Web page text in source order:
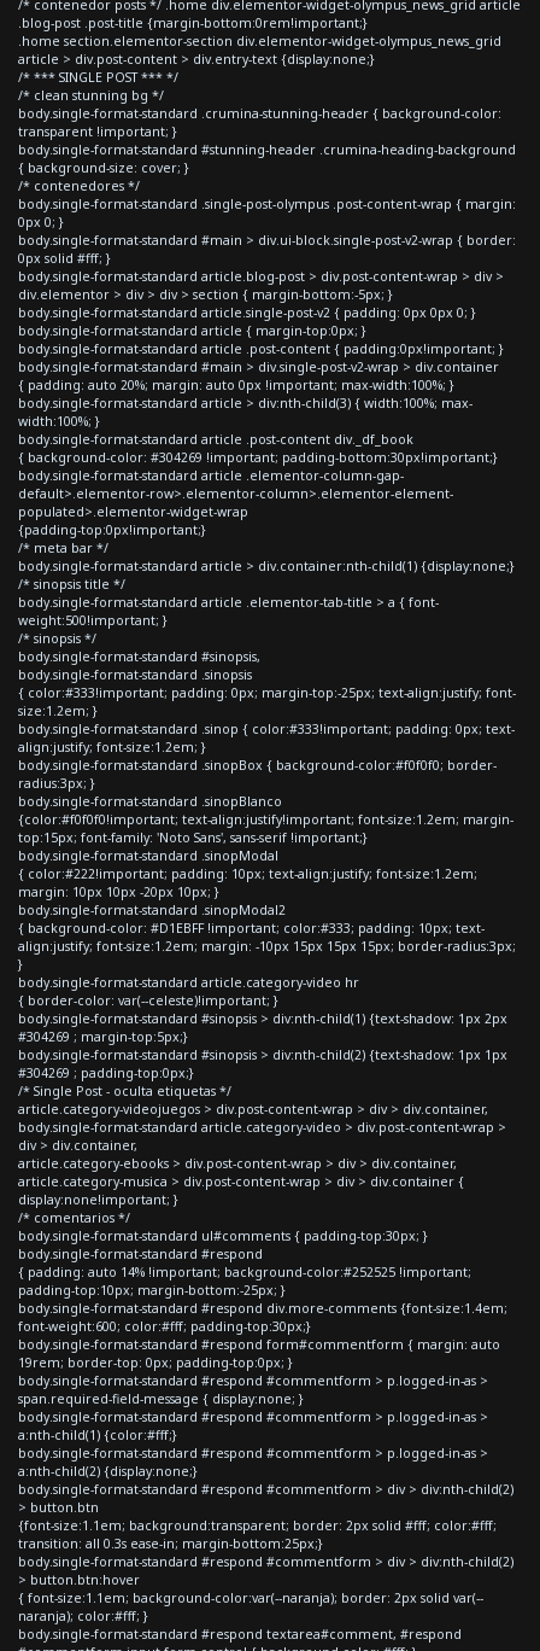
/* contenedor posts */ .home div.elementor-widget-olympus_news_grid article
.blog-post .post-title {margin-bottom:0rem!important;}
.home section.elementor-section div.elementor-widget-olympus_news_grid
article > div.post-content > div.entry-text {display:none;}
/* *** SINGLE POST *** */
/* clean stunning bg */
body.single-format-standard .crumina-stunning-header { background-color:
transparent !important; }
body.single-format-standard #stunning-header .crumina-heading-background
{ background-size: cover; }
/* contenedores */
body.single-format-standard .single-post-olympus .post-content-wrap { margin:
0px 0; }
body.single-format-standard #main > div.ui-block.single-post-v2-wrap { border:
0px solid #fff; }
body.single-format-standard article.blog-post > div.post-content-wrap > div >
div.elementor > div > div > section { margin-bottom:-5px; }
body.single-format-standard article.single-post-v2 { padding: 0px 0px 0; }
body.single-format-standard article { margin-top:0px; }
body.single-format-standard article .post-content { padding:0px!important; }
body.single-format-standard #main > div.single-post-v2-wrap > div.container
{ padding: auto 20%; margin: auto 0px !important; max-width:100%; }
body.single-format-standard article > div:nth-child(3) { width:100%; max-
width:100%; }
body.single-format-standard article .post-content div._df_book
{ background-color: #304269 !important; padding-bottom:30px!important;}
body.single-format-standard article .elementor-column-gap-
default>.elementor-row>.elementor-column>.elementor-element-
populated>.elementor-widget-wrap
{padding-top:0px!important;}
/* meta bar */
body.single-format-standard article > div.container:nth-child(1) {display:none;}
/* sinopsis title */
body.single-format-standard article .elementor-tab-title > a { font-
weight:500!important; }
/* sinopsis */
body.single-format-standard #sinopsis,
body.single-format-standard .sinopsis
{ color:#333!important; padding: 0px; margin-top:-25px; text-align:justify; font-
size:1.2em; }
body.single-format-standard .sinop { color:#333!important; padding: 0px; text-
align:justify; font-size:1.2em; }
body.single-format-standard .sinopBox { background-color:#f0f0f0; border-
radius:3px; }
body.single-format-standard .sinopBlanco
{color:#f0f0f0!important; text-align:justify!important; font-size:1.2em; margin-
top:15px; font-family: 'Noto Sans', sans-serif !important;}
body.single-format-standard .sinopModal
{ color:#222!important; padding: 10px; text-align:justify; font-size:1.2em;
margin: 10px 10px -20px 10px; }
body.single-format-standard .sinopModal2
{ background-color: #D1EBFF !important; color:#333; padding: 10px; text-
align:justify; font-size:1.2em; margin: -10px 15px 15px 15px; border-radius:3px;
}
body.single-format-standard article.category-video hr
{ border-color: var(--celeste)!important; }
body.single-format-standard #sinopsis > div:nth-child(1) {text-shadow: 1px 2px
#304269 ; margin-top:5px;}
body.single-format-standard #sinopsis > div:nth-child(2) {text-shadow: 1px 1px
#304269 ; padding-top:0px;}
/* Single Post - oculta etiquetas */
article.category-videojuegos > div.post-content-wrap > div > div.container,
body.single-format-standard article.category-video > div.post-content-wrap >
div > div.container,
article.category-ebooks > div.post-content-wrap > div > div.container,
article.category-musica > div.post-content-wrap > div > div.container {
display:none!important; }
/* comentarios */
body.single-format-standard ul#comments { padding-top:30px; }
body.single-format-standard #respond
{ padding: auto 14% !important; background-color:#252525 !important;
padding-top:10px; margin-bottom:-25px; }
body.single-format-standard #respond div.more-comments {font-size:1.4em;
font-weight:600; color:#fff; padding-top:30px;}
body.single-format-standard #respond form#commentform { margin: auto
19rem; border-top: 0px; padding-top:0px; }
body.single-format-standard #respond #commentform > p.logged-in-as >
span.required-field-message { display:none; }
body.single-format-standard #respond #commentform > p.logged-in-as >
a:nth-child(1) {color:#fff;}
body.single-format-standard #respond #commentform > p.logged-in-as >
a:nth-child(2) {display:none;}
body.single-format-standard #respond #commentform > div > div:nth-child(2)
> button.btn
{font-size:1.1em; background:transparent; border: 2px solid #fff; color:#fff;
transition: all 0.3s ease-in; margin-bottom:25px;}
body.single-format-standard #respond #commentform > div > div:nth-child(2)
> button.btn:hover
{ font-size:1.1em; background-color:var(--naranja); border: 2px solid var(--
naranja); color:#fff; }
body.single-format-standard #respond textarea#comment, #respond